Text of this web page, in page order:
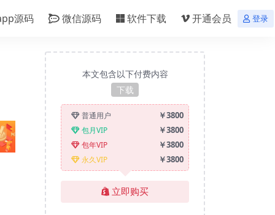
源码 微信源码 软件下载 开通会员 登录
本文包含以下付费内容
下载
普通用户 ￥3800
包月VIP ￥3800
包年VIP ￥3800
永久VIP ￥3800
立即购买